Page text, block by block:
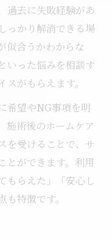
過去に失敗経験があ
っかり解消できる場
似合うかわからな
いった悩みを相談す
がもらえます。
希望やNG事項を明
施術後のホームケア
を受けることで、サ
とができます。利用
もらえた」「安心し
特徴です。